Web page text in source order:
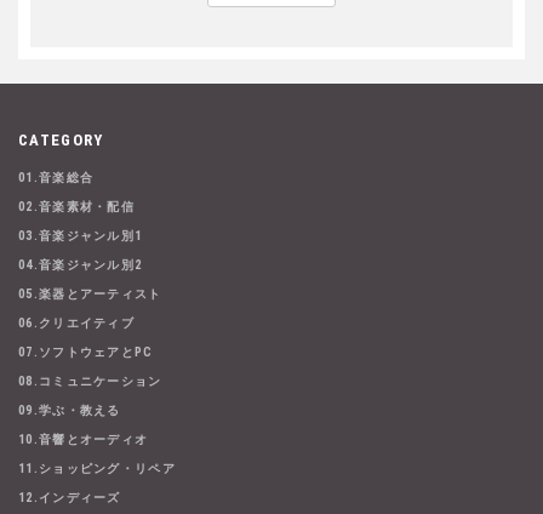
CATEGORY
01.音楽総合
02.音楽素材・配信
03.音楽ジャンル別1
04.音楽ジャンル別2
05.楽器とアーティスト
06.クリエイティブ
07.ソフトウェアとPC
08.コミュニケーション
09.学ぶ・教える
10.音響とオーディオ
11.ショッピング・リペア
12.インディーズ